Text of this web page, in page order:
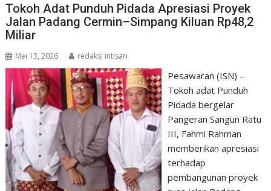
Tokoh Adat Punduh Pidada Apresiasi Proyek
Jalan Padang Cermin–Simpang Kiluan Rp48,2
Miliar
Mei 13, 2026 redaksi intisari
Pesawaran (ISN) –
Tokoh adat Punduh
Pidada bergelar
Pangeran Sangun Ratu
III, Fahmi Rahman
memberikan apresiasi
terhadap
pembangunan proyek